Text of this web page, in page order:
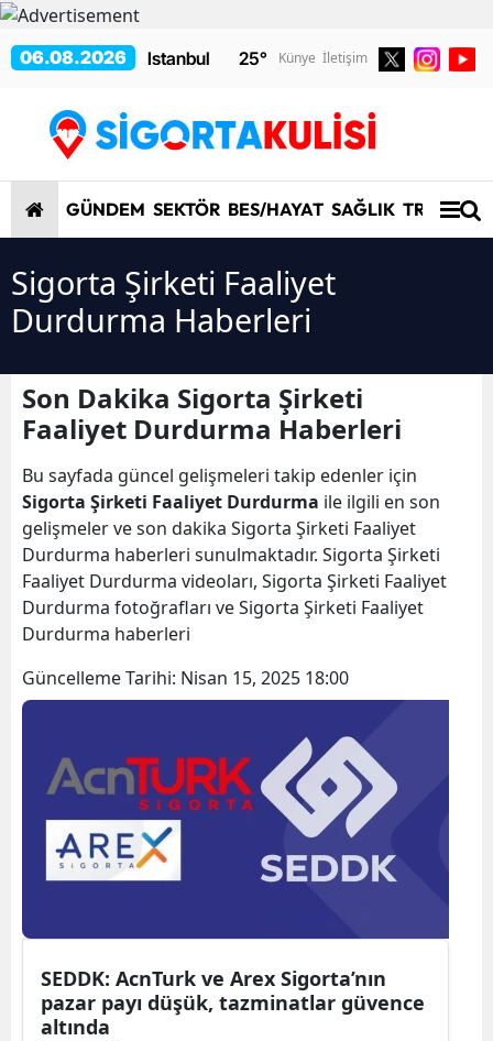
06.08.2026 25° Künye İletişim
GÜNDEM SEKTÖR BES/HAYAT SAĞLIK TRAFİK/
Sigorta Şirketi Faaliyet
Durdurma Haberleri
Son Dakika Sigorta Şirketi
Faaliyet Durdurma Haberleri
Bu sayfada güncel gelişmeleri takip edenler için
Sigorta Şirketi Faaliyet Durdurma ile ilgili en son
gelişmeler ve son dakika Sigorta Şirketi Faaliyet
Durdurma haberleri sunulmaktadır. Sigorta Şirketi
Faaliyet Durdurma videoları, Sigorta Şirketi Faaliyet
Durdurma fotoğrafları ve Sigorta Şirketi Faaliyet
Durdurma haberleri
Güncelleme Tarihi: Nisan 15, 2025 18:00
SEDDK: AcnTurk ve Arex Sigorta’nın
pazar payı düşük, tazminatlar güvence
altında